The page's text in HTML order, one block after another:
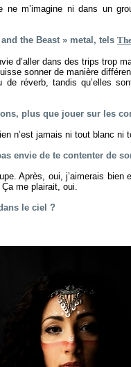
ne m’imagine ni dans un
the Beast » metal, tels
d’aller dans des trips trop
sonner de manière
réverb, tandis qu’elles
plus que jouer sur les
n’est jamais ni tout blanc ni
envie de te contenter de
Après, oui, j’aimerais bien
me plairait, oui.
le ciel ?